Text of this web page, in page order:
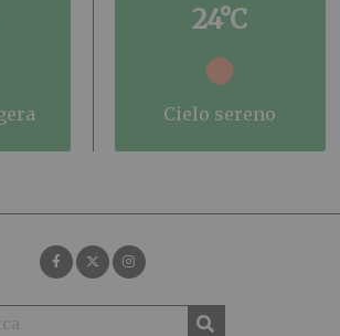
24°C
cielo sereno